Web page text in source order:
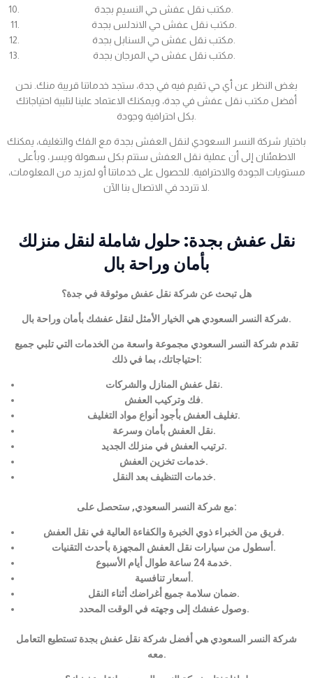
بغض النظر عن أي حي تقيم فيه في جدة، ستجد خدماتنا قريبة منك. نحن
أفضل مكتب نقل عفش في جدة، ويمكنك الاعتماد علينا لتلبية احتياجاتك
باختيار شركة النسر السعودي لنقل العفش بجدة مع الفك والتغليف، يمكنك
الاطمئنان إلى أن عملية نقل العفش ستتم بكل سهولة ويسر، وبأعلى
مستويات الجودة والاحترافية. للحصول على خدماتنا أو لمزيد من المعلومات،
نقل عفش بجدة: حلول شاملة لنقل منزلك
بأمان وراحة بال
هل تبحث عن شركة نقل عفش موثوقة في جدة؟
شركة النسر السعودي هي الخيار الأمثل لنقل عفشك بأمان وراحة بال.
تقدم شركة النسر السعودي مجموعة واسعة من الخدمات التي تلبي جميع
احتياجاتك، بما في ذلك:
نقل عفش المنازل والشركات.
فك وتركيب العفش.
تغليف العفش بأجود أنواع مواد التغليف.
نقل العفش بأمان وسرعة.
ترتيب العفش في منزلك الجديد.
خدمات تخزين العفش.
خدمات التنظيف بعد النقل.
مع شركة النسر السعودي, ستحصل على:
فريق من الخبراء ذوي الخبرة والكفاءة العالية في نقل العفش.
أسطول من سيارات نقل العفش المجهزة بأحدث التقنيات.
خدمة 24 ساعة طوال أيام الأسبوع.
أسعار تنافسية.
ضمان سلامة جميع أغراضك أثناء النقل.
وصول عفشك إلى وجهته في الوقت المحدد.
شركة النسر السعودي هي أفضل شركة نقل عفش بجدة تستطيع التعامل
معه.